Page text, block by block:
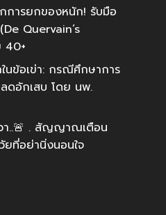
การยกของหนัก! รับมือ
Quervain’s
40+
ในข้อเข่า: กรณีศึกษาการ
ลดอักเสบ โดย นพ.
วา..🚨 . สัญญาณเตือน
ยที่อย่านิ่งนอนใจ